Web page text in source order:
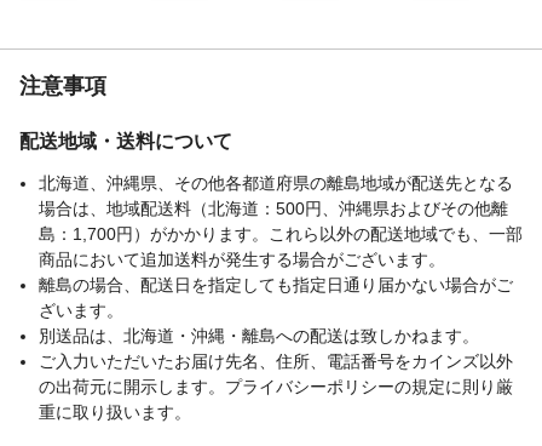
注意事項
配送地域・送料について
北海道、沖縄県、その他各都道府県の離島地域が配送先となる
場合は、地域配送料（北海道：500円、沖縄県およびその他離
島：1,700円）がかかります。これら以外の配送地域でも、一部
商品において追加送料が発生する場合がございます。
離島の場合、配送日を指定しても指定日通り届かない場合がご
ざいます。
別送品は、北海道・沖縄・離島への配送は致しかねます。
ご入力いただいたお届け先名、住所、電話番号をカインズ以外
の出荷元に開示します。プライバシーポリシーの規定に則り厳
重に取り扱います。